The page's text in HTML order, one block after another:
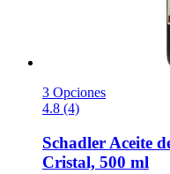
3 Opciones
4.8 (4)
Schadler Aceite
Cristal, 500 ml